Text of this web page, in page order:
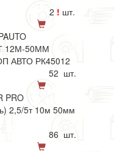
2 ! шт.
12М-50ММ
АВТО РК45012
52 шт.
PRO
2,5/5т 10м 50мм
86 шт.